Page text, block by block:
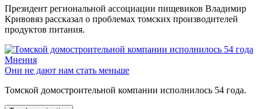
Президент региональной ассоциации пищевиков Владимир
Кривовяз рассказал о проблемах томских производителей
продуктов питания.
Мнения
Они не дают нам стать меньше
Томской домостроительной компании исполнилось 54 года.